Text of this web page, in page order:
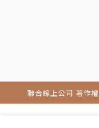
聯合線上公司 著作